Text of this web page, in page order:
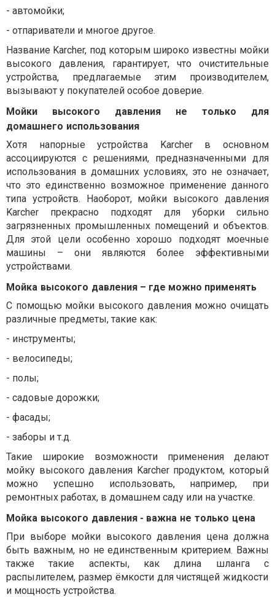
- автомойки;
- отпариватели и многое другое.
Название Karcher, под которым широко известны мойки
высокого
давления, гарантирует, что
очистительные
устройства, предлагаемые этим производителем,
вызывают у покупателей особое доверие.
Мойки
высокого давления не только
для
домашнего использования
Хотя напорные устройства Karcher в
основном
ассоциируются с решениями, предназначенными для
использования в домашних условиях, это не означает,
что это единственно возможное применение данного
типа устройств. Наоборот, мойки высокого
давления
Karcher
прекрасно подходят для уборки
сильно
загрязненных промышленных помещений и объектов.
Для этой цели особенно хорошо подходят моечные
машины – они являются более
эффективными
устройствами.
Мойка высокого давления – где можно применять
С помощью мойки высокого давления можно очищать
различные предметы, такие как:
- инструменты;
- велосипеды;
- полы;
- садовые дорожки;
- фасады;
- заборы и т.д.
Такие
широкие возможности применения
делают
мойку высокого давления Karcher продуктом, который
можно
успешно использовать, например, при
ремонтных работах, в домашнем саду или на участке.
Мойка высокого давления - важна не только цена
При выборе мойки высокого давления цена должна
быть важным, но не единственным критерием. Важны
также
такие аспекты, как длина шланга
с
распылителем, размер ёмкости для чистящей жидкости
и мощность устройства.